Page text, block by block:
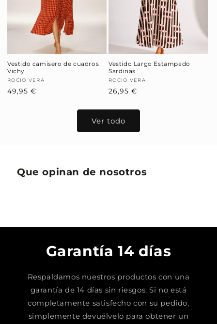
Vestido camisero de cuadros
Vichy
Proveedor:
ROCIO VERA
Precio
49,95 €
Vestido Largo Estampado
Sardinas
Proveedor:
ROCIO VERA
Precio
26,95 €
Ver todo
Que opinan de nosotros
Garantía 14 días
Respaldamos nuestros productos con una
garantía de 14 días sin riesgos. Si no está
completamente satisfecho con su pedido,
simplemente devuélvelo para obtener un